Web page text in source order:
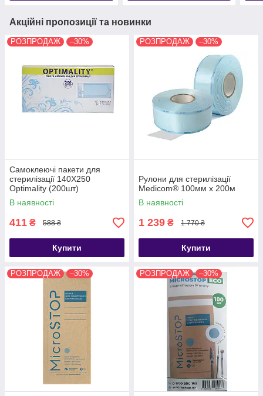
Акційні пропозиції та новинки
РОЗПРОДАЖ –30%
Самоклеючі пакети для
стерилізації 140Х250
Optimality (200шт)
В наявності
411 ₴ 588 ₴
Купити
РОЗПРОДАЖ –30%
Рулони для стерилізації
Medicom® 100мм х 200м
В наявності
1 239 ₴ 1 770 ₴
Купити
РОЗПРОДАЖ –30% РОЗПРОДАЖ –30%